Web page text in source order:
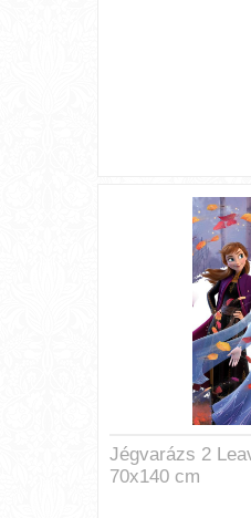
Jégvarázs 2
70x140 cm